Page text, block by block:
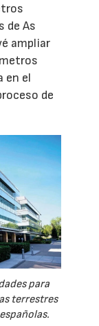
de As
ampliar
en el
de
para
terrestres